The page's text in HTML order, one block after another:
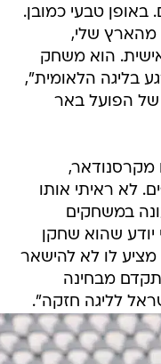
טבעי כמובן.
מהארץ שלי,
הוא משחק
בליגה הלאומית",
של הפועל באר
מקרסנודאר,
לא ראיתי אותו
במשחקים
יודע שהוא שחקן
מציע לו לא להישאר
מבחינה
לליגה חזקה".